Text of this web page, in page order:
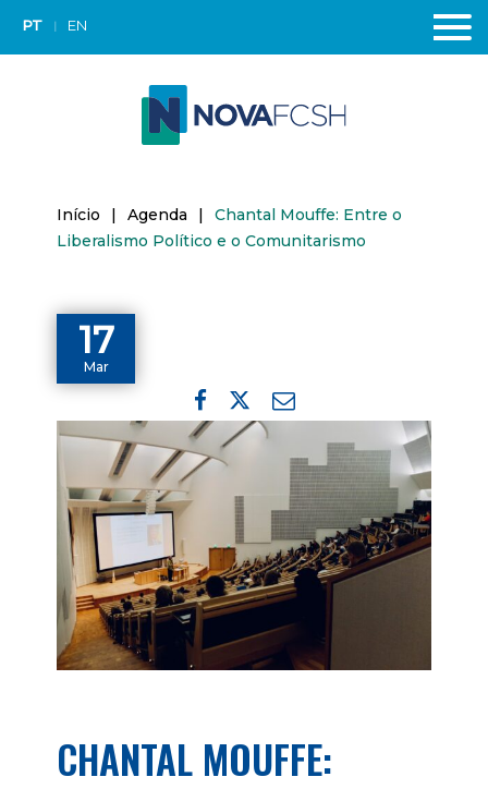
PT EN
Início | Agenda |
Chantal Mouffe: Entre o
Liberalismo Político e o Comunitarismo
17
Mar
CHANTAL MOUFFE: